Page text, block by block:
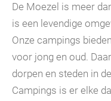
De Moezel is meer
is een levendige
Onze campings
voor jong en oud.
dorpen en steden in
Campings is er elke